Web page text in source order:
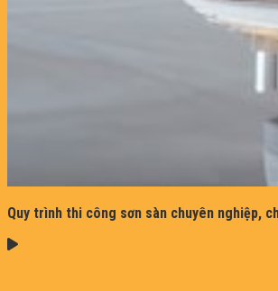
Quy trình thi công sơn sàn chuyên nghiệp,